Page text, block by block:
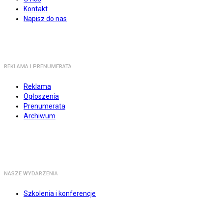
Kontakt
Napisz do nas
REKLAMA I PRENUMERATA
Reklama
Ogłoszenia
Prenumerata
Archiwum
NASZE WYDARZENIA
Szkolenia i konferencje